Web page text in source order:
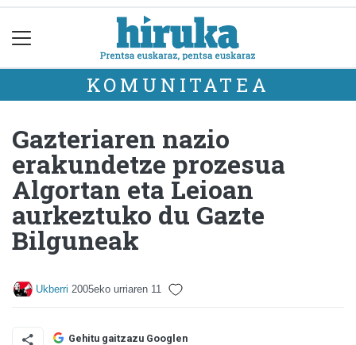
KOMUNITATEA
Gazteriaren nazio
erakundetze prozesua
Algortan eta Leioan
aurkeztuko du Gazte
Bilguneak
Ukberri 2005eko urriaren 11
Gehitu gaitzazu Googlen